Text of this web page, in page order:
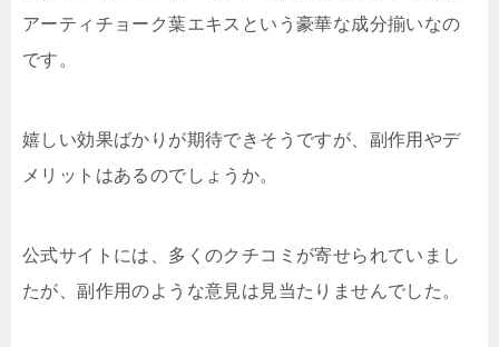
アーティチョーク葉エキスという豪華な成分揃いなの
です。
嬉しい効果ばかりが期待できそうですが、副作用やデ
メリットはあるのでしょうか。
公式サイトには、多くのクチコミが寄せられていまし
たが、副作用のような意見は見当たりませんでした。